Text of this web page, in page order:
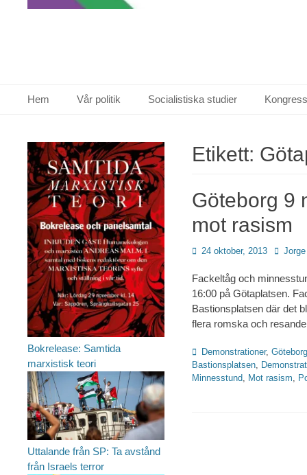
Primär meny
Hem Vår politik Socialistiska studier
Etikett:
Göteborg 9
mot rasism
Publicerad
24 oktober, 2013 Jorge
Fackeltåg och
16:00 på Götaplatsen.
Bastionsplatsen där det
flera romska och
Kategorier
Demonstrationer, Göteborg
Bastionsplatsen
Minnesstund Mot rasism
Bokrelease: Samtida
marxistisk teori
Uttalande från SP: Ta avstånd
från Israels terror